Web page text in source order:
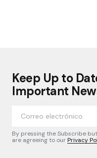
Keep Up to
Important
By pressing the Subscribe
are agreeing to ourPrivacy